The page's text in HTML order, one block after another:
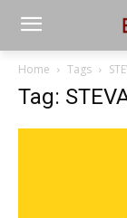
Home Tags
Tag: